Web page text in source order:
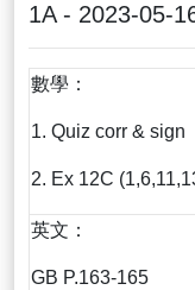
1A - 2023-05-
數學：
1. Quiz corr & sign
2. Ex 12C
英文：
GB P.163-165